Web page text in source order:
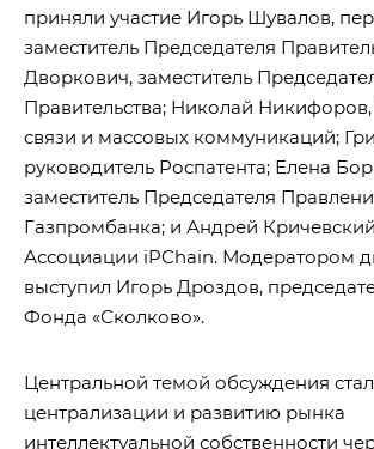
приняли участие Игорь Шувалов,
заместитель Председателя
Дворкович, заместитель
Правительства; Николай
связи и массовых коммуникаций;
руководитель Роспатента; Елена
заместитель Председателя
Газпромбанка; и Андрей
Ассоциации iPChain. Модератором
выступил Игорь Дроздов,
Фонда «Сколково».
Центральной темой обсуждения
централизации и развитию рынка
интеллектуальной собственности